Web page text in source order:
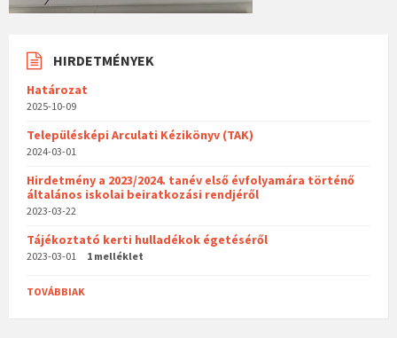
HIRDETMÉNYEK
Határozat
2025-10-09
Településképi Arculati Kézikönyv (TAK)
2024-03-01
Hirdetmény a 2023/2024. tanév első évfolyamára történő
általános iskolai beiratkozási rendjéről
2023-03-22
Tájékoztató kerti hulladékok égetéséről
2023-03-01 1 melléklet
TOVÁBBIAK